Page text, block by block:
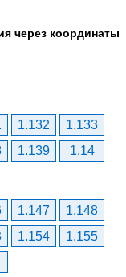
через координаты
1.132
1.133
1.139
1.14
1.147
1.148
1.154
1.155